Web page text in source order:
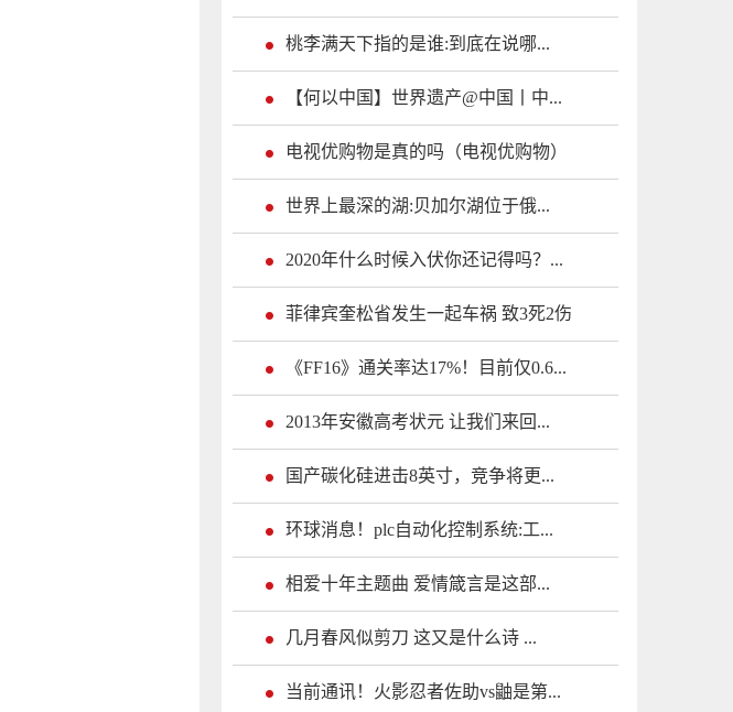
桃李满天下指的是谁:到底在说哪...
【何以中国】世界遗产@中国丨中...
电视优购物是真的吗（电视优购物）
世界上最深的湖:贝加尔湖位于俄...
2020年什么时候入伏你还记得吗？...
菲律宾奎松省发生一起车祸 致3死2伤
《FF16》通关率达17%！目前仅0.6...
2013年安徽高考状元 让我们来回...
国产碳化硅进击8英寸，竞争将更...
环球消息！plc自动化控制系统:工...
相爱十年主题曲 爱情箴言是这部...
几月春风似剪刀 这又是什么诗 ...
当前通讯！火影忍者佐助vs鼬是第...